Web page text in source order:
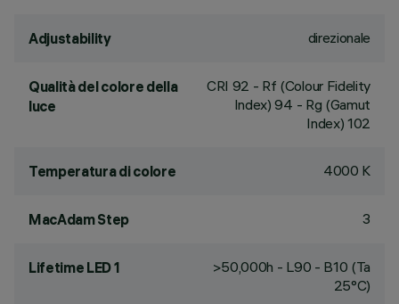
Adjustability direzionale
Qualità del colore della
luce
CRI 92 - Rf (Colour Fidelity
Index) 94 - Rg (Gamut
Index) 102
Temperatura di colore 4000 K
MacAdam Step 3
Lifetime LED 1
>50,000h - L90 - B10 (Ta
25°C)